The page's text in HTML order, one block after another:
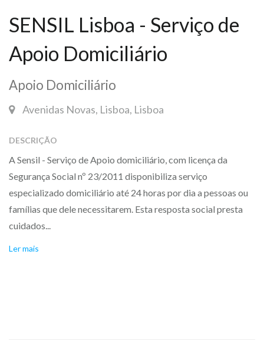
SENSIL Lisboa - Serviço de
Apoio Domiciliário
Apoio Domiciliário
Avenidas Novas, Lisboa, Lisboa
DESCRIÇÃO
A Sensil - Serviço de Apoio domiciliário, com licença da
Segurança Social nº 23/2011 disponibiliza serviço
especializado domiciliário até 24 horas por dia a pessoas ou
famílias que dele necessitarem. Esta resposta social presta
cuidados...
Ler mais